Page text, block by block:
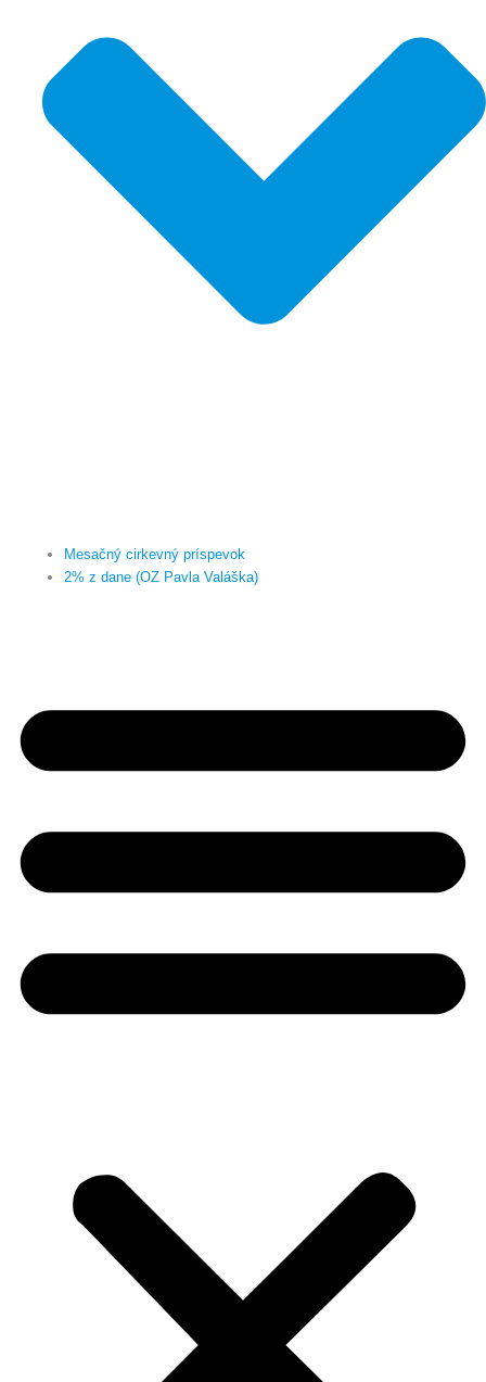
Mesačný cirkevný príspevok
2% z dane (OZ Pavla Valáška)